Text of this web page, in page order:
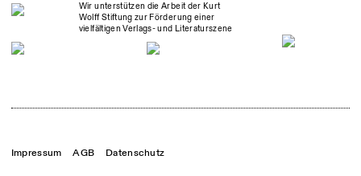
Wir unterstützen die Arbeit der Kurt
Wolff Stiftung zur Förderung einer
vielfältigen Verlags- und Literaturszene
Impressum AGB Datenschutz